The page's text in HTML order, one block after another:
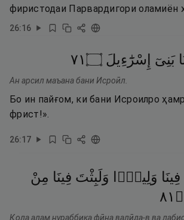
фиристодаи Парвардигори оламиён
26:16
بَنِىٓ إِسْرَٰٓءِيلَ ۝١٧
Ан арсил маъана бани Исроӣл.
Бо ин пайғом, ки бани Исроилро
фрист!».
26:17
فِينَا وَلِيدًۭا وَلَبِثْتَ فِينَا مِنْ
۝ ١٨
Қола алам нураббика фӣна валӣда-в ва